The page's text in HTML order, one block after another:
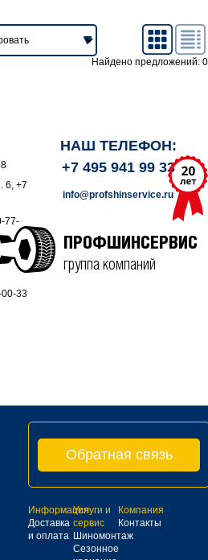
Найдено предложений: 0
6, +7
77-
33
НАШ ТЕЛЕФОН:
+7 495 941 99 33
info@profshinservice.ru
ПРОФШИНСЕРВИС
группа компаний
Обратная связь
Информация
Доставка
и оплата
Услуги и
сервис
Шиномонтаж
Сезонное
Компания
Контакты